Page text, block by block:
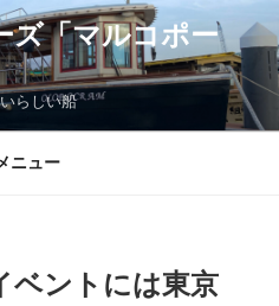
ズ「マルコポー
らしい船
ニュー
ベントには東京